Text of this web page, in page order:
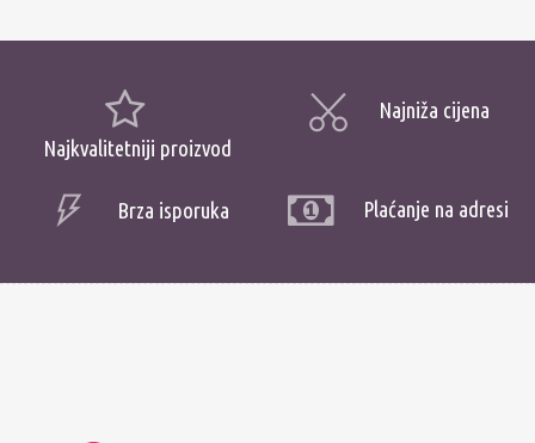
Najkvalitetniji proizvod
Najniža cijena
Brza isporuka Plaćanje na adresi